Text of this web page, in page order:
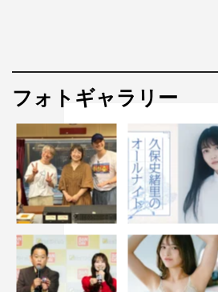
フォトギャラリー